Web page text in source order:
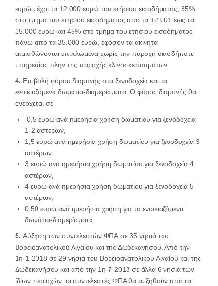
ευρώ μέχρι τα 12.000 ευρώ του ετήσιου εισοδήματος, 35%
στο τμήμα του ετήσιου εισοδήματος από τα 12.001 έως τα
35.000 ευρώ και 45% στο τμήμα του ετήσιου εισοδήματος
πάνω από τα 35.000 ευρώ, εφόσον τα ακίνητα
εκμισθώνονται επιπλωμένα χωρίς την παροχή οιασδήποτε
υπηρεσίας πλην της παροχής κλινοσκεπασμάτων.
4. Επιβολή φόρου διαμονής στα ξενοδοχεία και τα
ενοικιαζόμενα δωμάτια-διαμερίσματα. Ο φόρος διαμονής θα
ανέρχεται σε:
0,5 ευρώ ανά ημερήσια χρήση δωματίου για ξενοδοχεία
1-2 αστέρων,
1,5 ευρώ ανά ημερήσια χρήση δωματίου για ξενοδοχεία 3
αστέρων,
3 ευρώ ανά ημερήσια χρήση δωματίου για ξενοδοχεία 4
αστέρων,
4 ευρώ ανά ημερήσια χρήση δωματίου για ξενοδοχεία 5
αστέρων,
0,50 ευρώ ανά ημερήσια χρήση για τα ενοικιαζόμενα
δωμάτια-διαμερίσματα.
5. Αύξηση των συντελεστών ΦΠΑ σε 35 νησιά του
Βορειοανατολικού Αιγαίου και της Δωδεκανήσου. Από την
1η-1-2018 σε 29 νησιά του Βορειοανατολικού Αιγαίου και της
Δωδεκανήσου και από την 1η-7-2018 σε άλλα 6 νησιά των
ίδιων περιοχών, οι συντελεστές ΦΠΑ θα αυξηθούν από τα